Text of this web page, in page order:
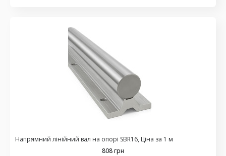
Напрямний лінійний вал на опорі SBR16, Ціна за 1 м
808 грн